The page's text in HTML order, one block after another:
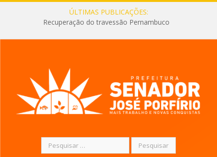
ÚLTIMAS PUBLICAÇÕES:
Recuperação do travessão Pernambuco
Pesquisar
por: